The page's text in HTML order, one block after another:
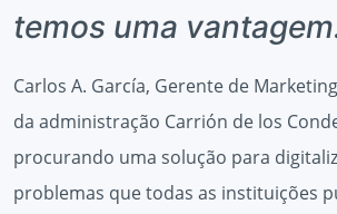
temos uma
Carlos A. García, Gerente de
da administração Carrión de los
procurando uma solução para
problemas que todas as instituições